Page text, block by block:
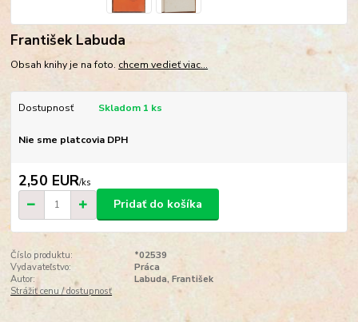
František Labuda
Obsah knihy je na foto. chcem vedieť viac...
Dostupnosť Skladom 1 ks
Nie sme platcovia DPH
2,50 EUR/ks
Pridať do košíka
Číslo produktu:
*02539
Vydavateľstvo:
Práca
Autor:
Labuda, František
Strážiť cenu / dostupnosť